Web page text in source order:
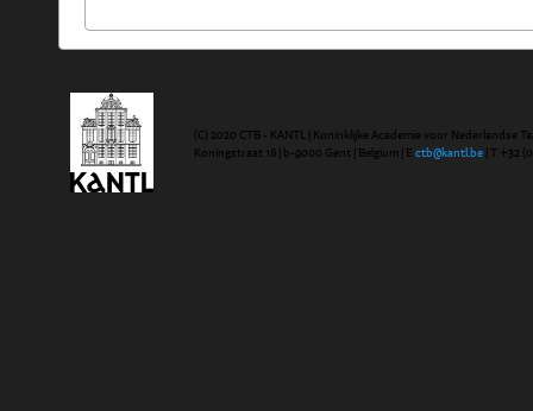
(C) 2020 CTB - KANTL | Koninklijke Academie voor Nederlandse
Koningstraat 18 | b-9000 Gent | Belgium | E ctb@kantl.be | T +32